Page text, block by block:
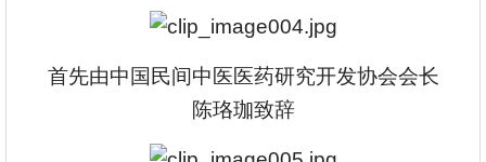
首先由中国民间中医医药研究开发协会会长
陈珞珈致辞